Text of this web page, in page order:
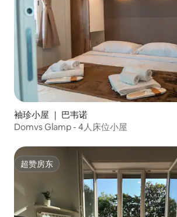
袖珍小屋 ｜ 巴韦诺
Domvs Glamp - 4人床位小屋
超赞房东
超赞房东